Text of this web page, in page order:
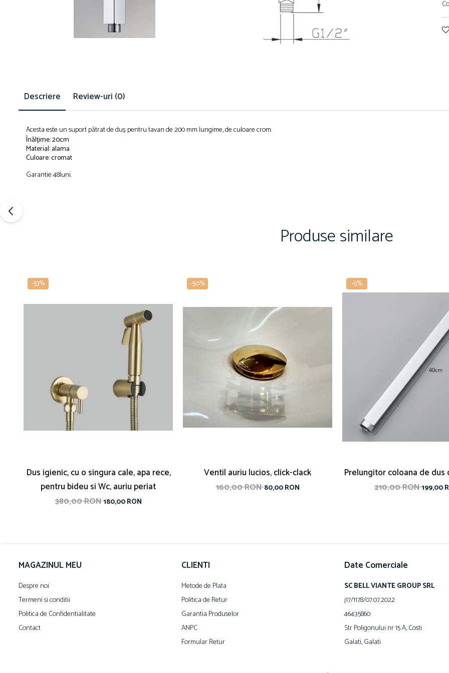
Descriere Review-uri (0)
Acesta este un suport pătrat de duș pentru tavan de 200 mm lungime, de culoare crom.
Înălțime: 20cm
Material: alama
Culoare:cromat
Garantie 48luni.
Produse similare
-53%
Dus igienic, cu o singura cale, apa rece,
pentru bideu si Wc, auriu periat
380,00 RON180,00 RON
-50%
Ventil auriu lucios, click-clack
160,00 RON80,00 RON
-5%
Prelungitor coloana de dus
210,00 RON199,00
MAGAZINUL MEU
Despre noi
Termeni si conditii
Politica de Confidentialitate
Contact
CLIENTI
Metode de Plata
Politica de Retur
Garantia Produselor
ANPC
Formular Retur
Date Comerciale
SC BELL VIANTE GROUP SRL
j17/1178/07.07.2022
46435860
Str Poligonului nr 15 A, Costi
Galati, Galati